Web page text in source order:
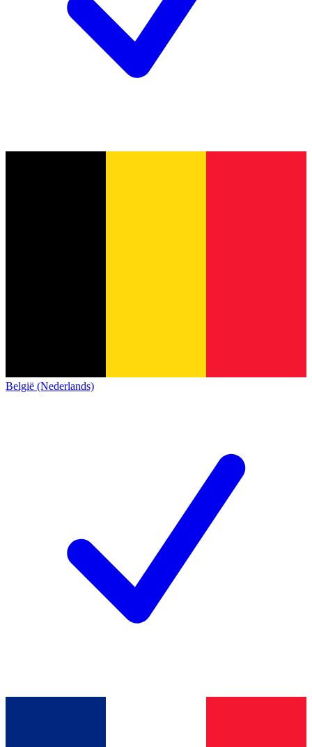
België (Nederlands)